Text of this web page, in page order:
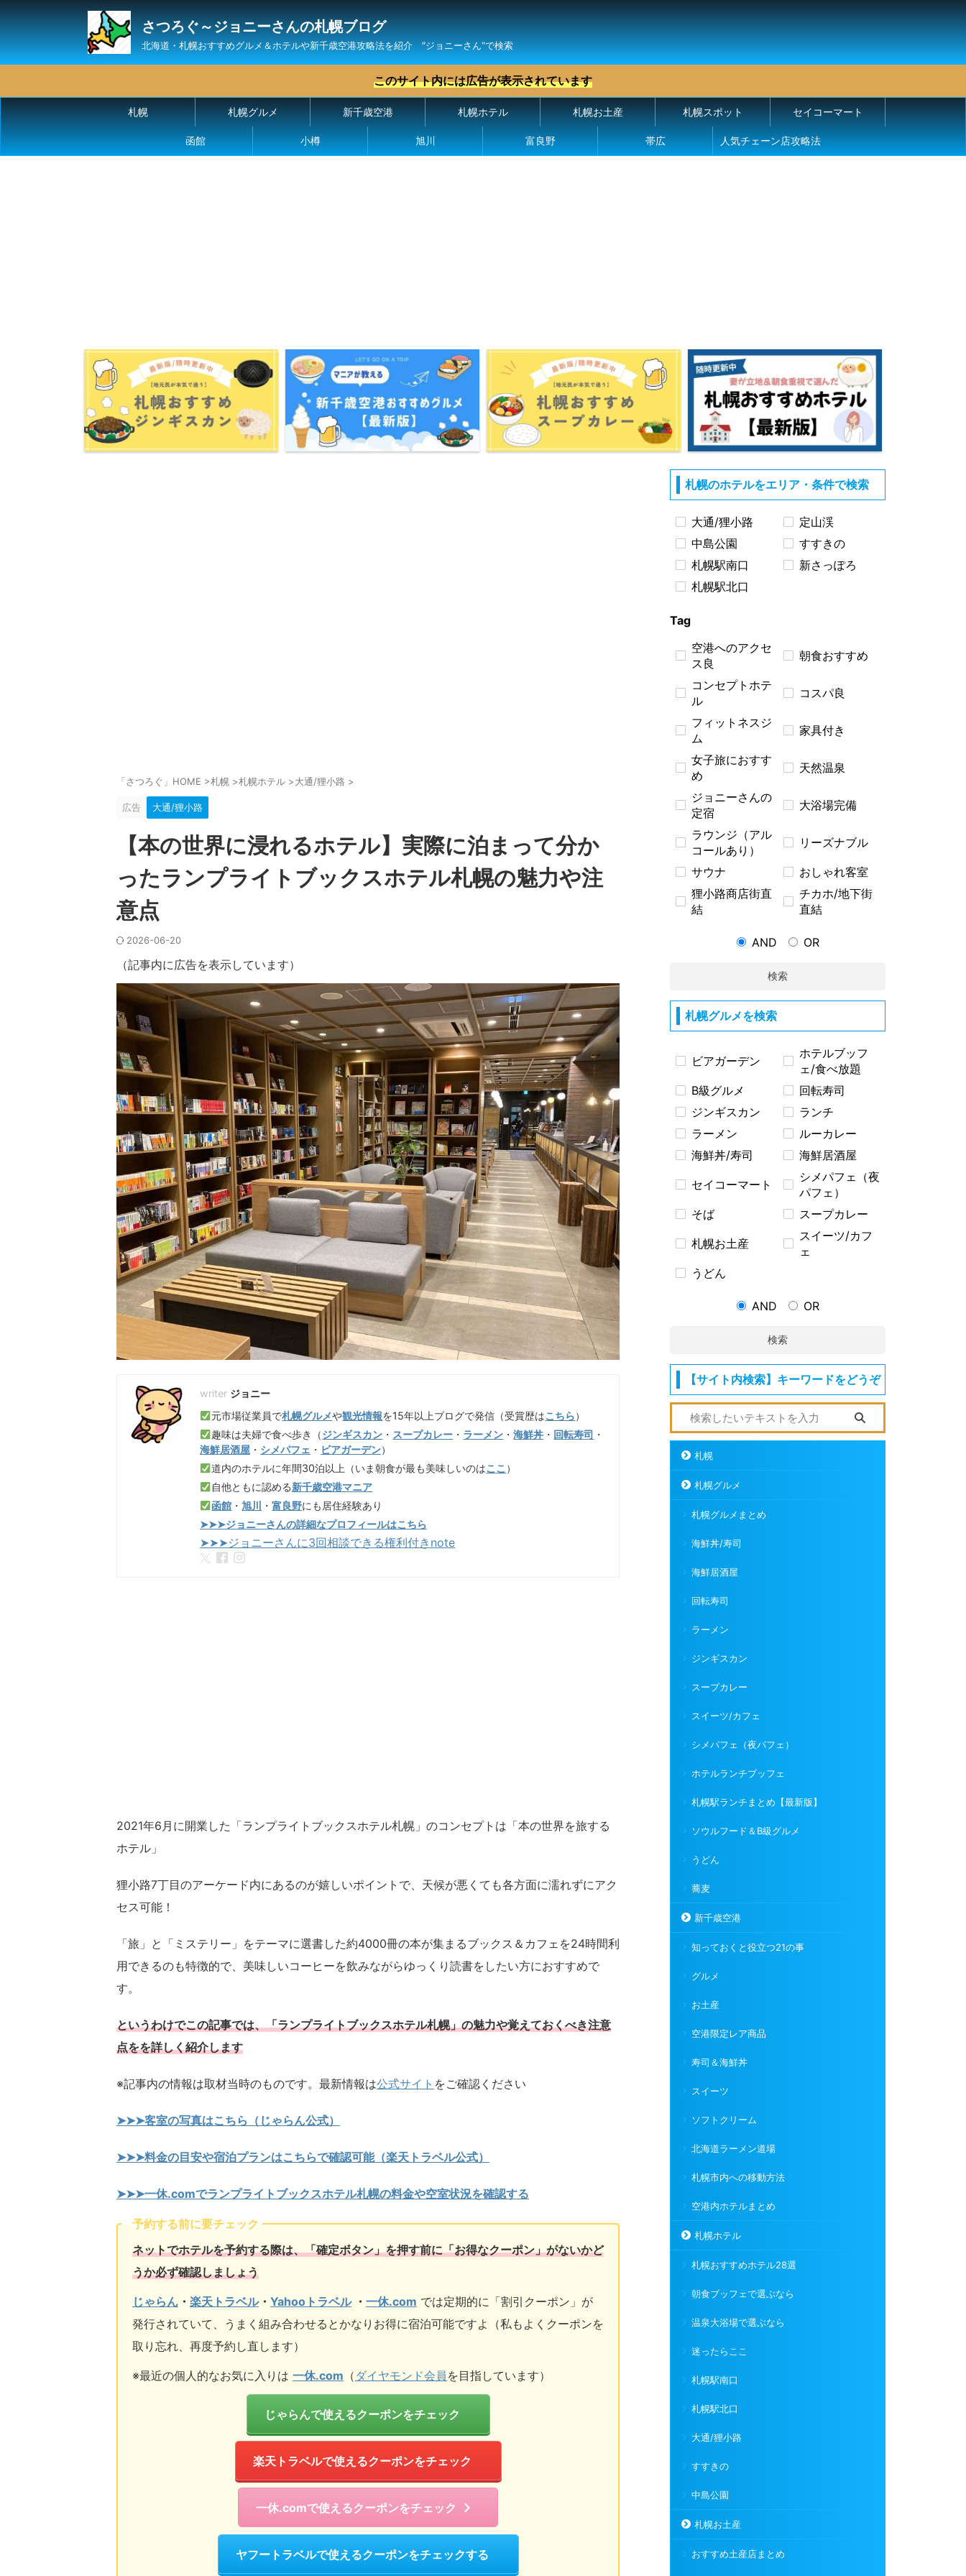
さつろぐ～ジョニーさんの札幌ブログ
北海道・札幌おすすめグルメ＆ホテルや新千歳空港攻略法を紹介 ″ジョニーさん“で検索
このサイト内には広告が表示されています
札幌 札幌グルメ 新千歳空港 札幌ホテル 札幌お土産 札幌スポット セイコーマート
函館 小樽 旭川 富良野 帯広 人気チェーン店攻略法
「さつろぐ」HOME >札幌 >札幌ホテル >大通/狸小路 >
広告 大通/狸小路
【本の世界に浸れるホテル】実際に泊まって分か
ったランプライトブックスホテル札幌の魅力や注
意点
2026-06-20
（記事内に広告を表示しています）
ジョニー
元市場従業員で札幌グルメや観光情報を15年以上ブログで発信（受賞歴はこちら）
趣味は夫婦で食べ歩き（ジンギスカン ・ スープカレー ・ ラーメン ・海鮮丼 ・ 回転寿司 ・
海鮮居酒屋 ・ シメパフェ ・ ビアガーデン）
道内のホテルに年間30泊以上（いま朝食が最も美味しいのはここ ）
自他ともに認める新千歳空港マニア
函館 ・旭川 ・富良野にも居住経験あり
➤➤➤ジョニーさんの詳細なプロフィールはこちら
➤➤➤ジョニーさんに3回相談できる権利付きnote
2021年6月に開業した「ランプライトブックスホテル札幌」のコンセプトは「本の世界を旅する
ホテル」
狸小路7丁目のアーケード内にあるのが嬉しいポイントで、天候が悪くても各方面に濡れずにアク
セス可能！
「旅」と「ミステリー」をテーマに選書した約4000冊の本が集まるブックス＆カフェを24時間利
用できるのも特徴的で、美味しいコーヒーを飲みながらゆっくり読書をしたい方におすすめで
す。
というわけでこの記事では、「ランプライトブックスホテル札幌」の魅力や覚えておくべき注意
点をを詳しく紹介します
※記事内の情報は取材当時のものです。最新情報は公式サイト をご確認ください
➤➤➤客室の写真はこちら（じゃらん公式）
➤➤➤料金の目安や宿泊プランはこちらで確認可能（楽天トラベル公式）
➤➤➤一休.comでランプライトブックスホテル札幌の料金や空室状況を確認する
予約する前に要チェック
ネットでホテルを予約する際は、「確定ボタン」を押す前に「お得なクーポン」がないかど
うか必ず確認しましょう
じゃらん ・ 楽天トラベル・ Yahooトラベル・ 一休.com では定期的に「割引クーポン」が
発行されていて、うまく組み合わせるとかなりお得に宿泊可能ですよ（私もよくクーポンを
取り忘れ、再度予約し直します）
※最近の個人的なお気に入りは 一休.com （ ダイヤモンド会員 を目指しています）
じゃらんで使えるクーポンをチェック
楽天トラベルで使えるクーポンをチェック
一休.comで使えるクーポンをチェック
ヤフートラベルで使えるクーポンをチェックする
札幌のホテルをエリア・条件で検索
大通/狸小路
定山渓
中島公園
すすきの
札幌駅南口
新さっぽろ
札幌駅北口
Tag
空港へのアクセ
ス良
朝食おすすめ
コンセプトホテ
ル
コスパ良
フィットネスジ
ム
家具付き
女子旅におすす
め
天然温泉
ジョニーさんの
定宿
大浴場完備
ラウンジ（アル
コールあり）
リーズナブル
サウナ
おしゃれ客室
狸小路商店街直
結
チカホ/地下街
直結
AND OR
検索
札幌グルメを検索
ビアガーデン
ホテルブッフ
ェ/食べ放題
B級グルメ
回転寿司
ジンギスカン
ランチ
ラーメン
ルーカレー
海鮮丼/寿司
海鮮居酒屋
セイコーマート
シメパフェ（夜
パフェ）
そば
スープカレー
札幌お土産
スイーツ/カフ
ェ
うどん
AND OR
検索
【サイト内検索】キーワードをどうぞ
札幌
札幌グルメ
札幌グルメまとめ
海鮮丼/寿司
海鮮居酒屋
回転寿司
ラーメン
ジンギスカン
スープカレー
スイーツ/カフェ
シメパフェ（夜パフェ）
ホテルランチブッフェ
札幌駅ランチまとめ【最新版】
ソウルフード＆B級グルメ
うどん
蕎麦
新千歳空港
知っておくと役立つ21の事
グルメ
お土産
空港限定レア商品
寿司＆海鮮丼
スイーツ
ソフトクリーム
北海道ラーメン道場
札幌市内への移動方法
空港内ホテルまとめ
札幌ホテル
札幌おすすめホテル28選
朝食ブッフェで選ぶなら
温泉大浴場で選ぶなら
迷ったらここ
札幌駅南口
札幌駅北口
大通/狸小路
すすきの
中島公園
札幌お土産
おすすめ土産店まとめ